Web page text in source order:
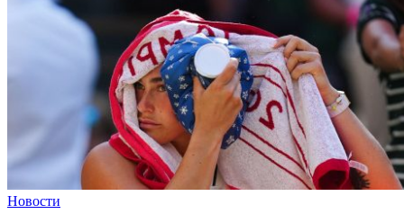
Новости